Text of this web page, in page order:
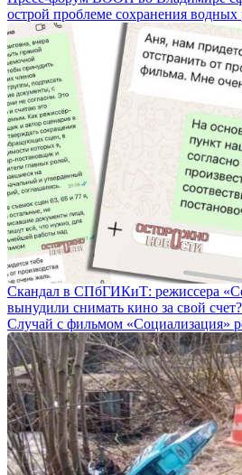
острой проблеме сохранения водных
Скандал в СПбГИКиТ: режиссера
вынудили снимать кино за свой счет?
Случай с фильмом «Социализация»